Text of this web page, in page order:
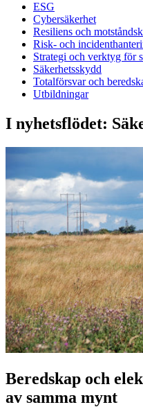
ESG
Cybersäkerhet
Resiliens och
Risk- och
Strategi och verktyg för
Säkerhetsskydd
Totalförsvar och
Utbildningar
I nyhetsflödet:
Beredskap och
av samma mynt